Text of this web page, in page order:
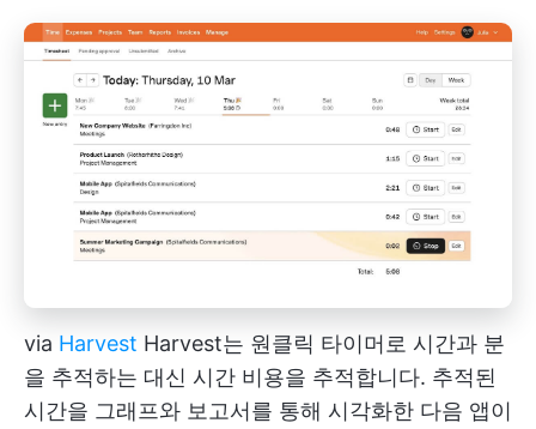
via Harvest Harvest는 원클릭 타이머로 시간과 분
을 추적하는 대신 시간 비용을 추적합니다. 추적된
시간을 그래프와 보고서를 통해 시각화한 다음 앱이